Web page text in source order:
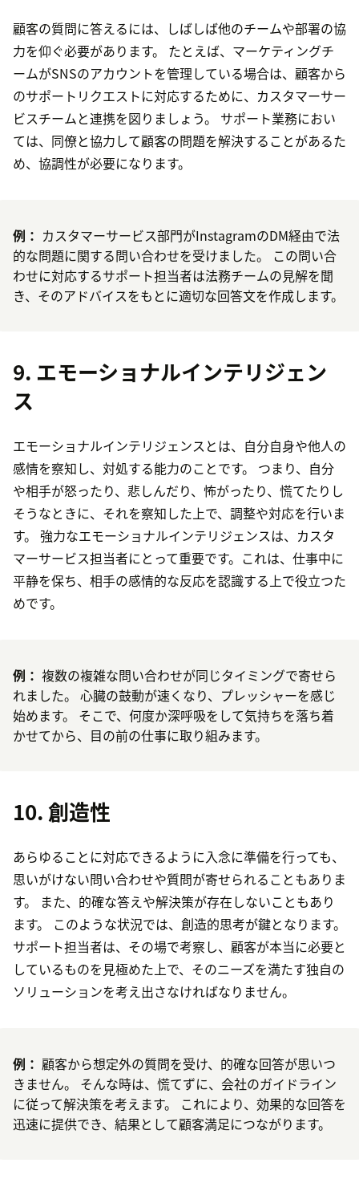
顧客の質問に答えるには、しばしば他のチームや部署の協
力を仰ぐ必要があります。 たとえば、マーケティングチ
ームがSNSのアカウントを管理している場合は、顧客から
のサポートリクエストに対応するために、カスタマーサー
ビスチームと連携を図りましょう。 サポート業務におい
ては、同僚と協力して顧客の問題を解決することがあるた
め、協調性が必要になります。
例： カスタマーサービス部門がInstagramのDM経由で法
的な問題に関する問い合わせを受けました。 この問い合
わせに対応するサポート担当者は法務チームの見解を聞
き、そのアドバイスをもとに適切な回答文を作成します。
9. エモーショナルインテリジェン
ス
エモーショナルインテリジェンスとは、自分自身や他人の
感情を察知し、対処する能力のことです。 つまり、自分
や相手が怒ったり、悲しんだり、怖がったり、慌てたりし
そうなときに、それを察知した上で、調整や対応を行いま
す。 強力なエモーショナルインテリジェンスは、カスタ
マーサービス担当者にとって重要です。これは、仕事中に
平静を保ち、相手の感情的な反応を認識する上で役立つた
めです。
例： 複数の複雑な問い合わせが同じタイミングで寄せら
れました。 心臓の鼓動が速くなり、プレッシャーを感じ
始めます。 そこで、何度か深呼吸をして気持ちを落ち着
かせてから、目の前の仕事に取り組みます。
10. 創造性
あらゆることに対応できるように入念に準備を行っても、
思いがけない問い合わせや質問が寄せられることもありま
す。 また、的確な答えや解決策が存在しないこともあり
ます。 このような状況では、創造的思考が鍵となります。
サポート担当者は、その場で考察し、顧客が本当に必要と
しているものを見極めた上で、そのニーズを満たす独自の
ソリューションを考え出さなければなりません。
例： 顧客から想定外の質問を受け、的確な回答が思いつ
きません。 そんな時は、慌てずに、会社のガイドライン
に従って解決策を考えます。 これにより、効果的な回答を
迅速に提供でき、結果として顧客満足につながります。